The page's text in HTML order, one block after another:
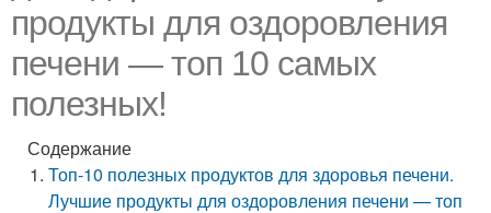
продукты для оздоровления
печени — топ 10 самых
полезных!
Содержание
Топ-10 полезных продуктов для здоровья печени.
Лучшие продукты для оздоровления печени — топ